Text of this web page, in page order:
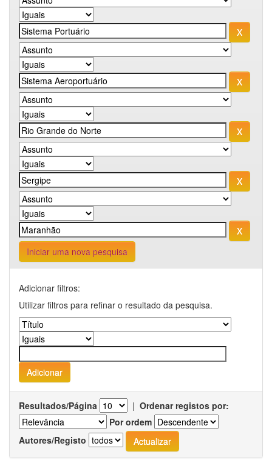
Iniciar uma nova pesquisa
Adicionar filtros:
Utilizar filtros para refinar o resultado da pesquisa.
Resultados/Página | Ordenar registos por:
Por ordem
Autores/Registo